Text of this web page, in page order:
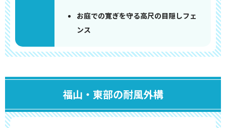
お庭での寛ぎを守る高尺の目隠しフェ
ンス
福山・東部の耐風外構